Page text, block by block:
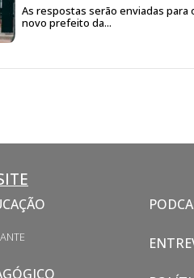
As respostas serão enviadas para
novo prefeito da...